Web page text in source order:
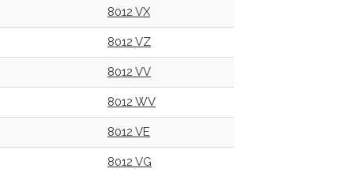
8012 VX
8012 VZ
8012 VV
8012 WV
8012 VE
8012 VG